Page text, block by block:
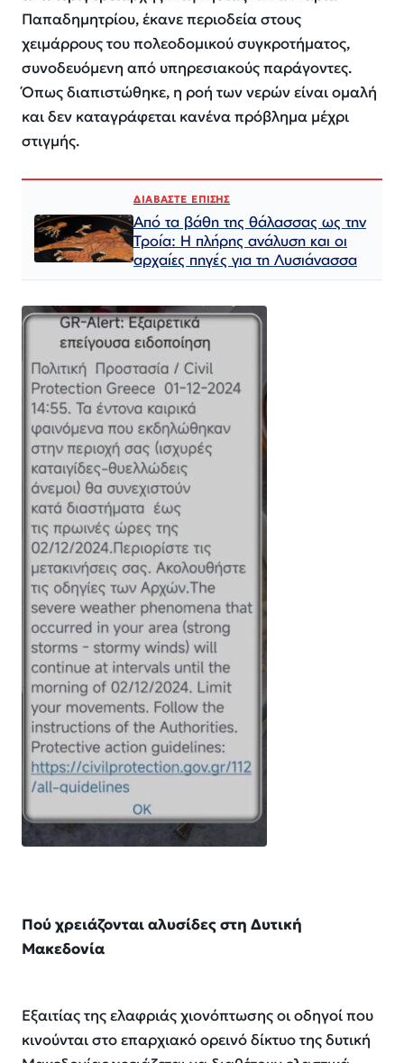
Παπαδημητρίου, έκανε περιοδεία στους
χειμάρρους του πολεοδομικού συγκροτήματος,
συνοδευόμενη από υπηρεσιακούς παράγοντες.
Όπως διαπιστώθηκε, η ροή των νερών είναι ομαλή
και δεν καταγράφεται κανένα πρόβλημα μέχρι
στιγμής.
ΔΙΑΒΑΣΤΕ ΕΠΙΣΗΣ
Από τα βάθη της θάλασσας ως την
Τροία: Η πλήρης ανάλυση και οι
αρχαίες πηγές για τη Λυσιάνασσα
Πού χρειάζονται αλυσίδες στη Δυτική
Μακεδονία
Εξαιτίας της ελαφριάς χιονόπτωσης οι οδηγοί που
κινούνται στο επαρχιακό ορεινό δίκτυο της δυτική